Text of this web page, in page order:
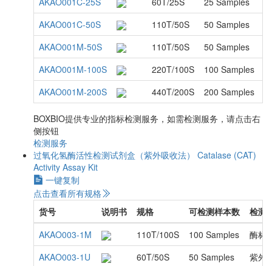
AKAO001C-50S
110T/50S 50 Samples
AKAO001M-50S
110T/50S 50 Samples
AKAO001M-100S
220T/100S 100 Samples
AKAO001M-200S
440T/200S 200 Samples
BOXBIO提供专业的指标检测服务，如需检测服务，请点击右
侧按钮
检测服务
过氧化氢酶活性检测试剂盒（紫外吸收法） Catalase (CAT)
Activity Assay Kit
一键复制
点击查看所有规格
货号
说明书 规格 可检测样本数
检测
AKAO003-1M
110T/100S 100 Samples
酶标
AKAO003-1U
60T/50S 50 Samples 紫外